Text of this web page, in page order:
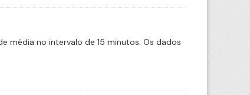
média no intervalo de 15 minutos. Os dados